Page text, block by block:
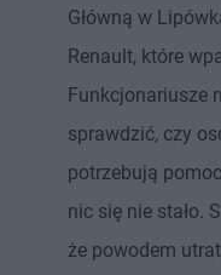
Główną w
Renault, które
Funkcjonariusze
sprawdzić, czy
potrzebują
nic się nie stało.
że powodem